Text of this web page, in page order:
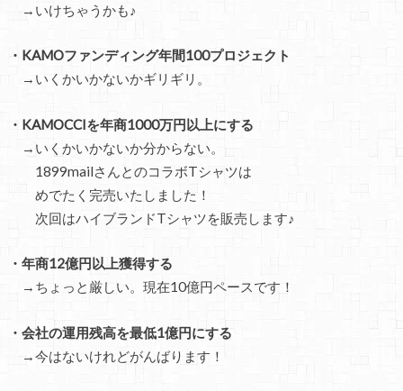
→いけちゃうかも♪
・KAMOファンディング年間100プロジェクト
→いくかいかないかギリギリ。
・KAMOCCIを年商1000万円以上にする
→いくかいかないか分からない。
1899mailさんとのコラボTシャツは
めでたく完売いたしました！
次回はハイブランドTシャツを販売します♪
・年商12億円以上獲得する
→ちょっと厳しい。現在10億円ペースです！
・会社の運用残高を最低1億円にする
→今はないけれどがんばります！